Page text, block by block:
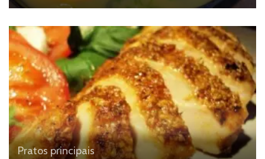
Pratos principais